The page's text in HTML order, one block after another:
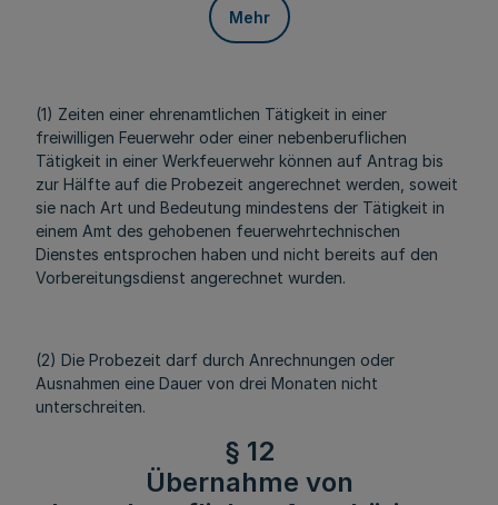
Mehr
(1) Zeiten einer ehrenamtlichen Tätigkeit in einer
freiwilligen Feuerwehr oder einer nebenberuflichen
Tätigkeit in einer Werkfeuerwehr können auf Antrag bis
zur Hälfte auf die Probezeit angerechnet werden, soweit
sie nach Art und Bedeutung mindestens der Tätigkeit in
einem Amt des gehobenen feuerwehrtechnischen
Dienstes entsprochen haben und nicht bereits auf den
Vorbereitungsdienst angerechnet wurden.
(2) Die Probezeit darf durch Anrechnungen oder
Ausnahmen eine Dauer von drei Monaten nicht
unterschreiten.
§ 12
Übernahme von